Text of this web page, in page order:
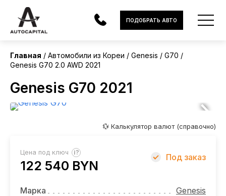
АВТОМОБИЛИ
ЭЛЕКТРОМОБИЛИ
УСЛУГИ
ПОДОБРАТЬ АВТО
Главная Автомобили из Кореи Genesis
G70
Genesis G70 2.0 AWD 2021
Genesis G70 2021
Корея
💱 Калькулятор валют (справочно)
Цена под ключ ?
122 540 BYN
Под заказ
Марка
Genesis